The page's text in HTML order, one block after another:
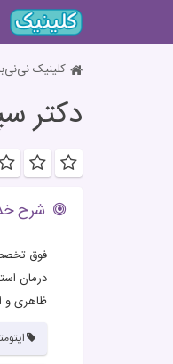
کلینیک
دکتر
شرح
فوق
درمان
ظاهری و